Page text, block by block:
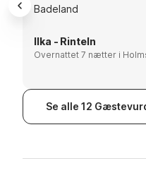
Badeland
Ilka - Rinteln
Overnattet 7 nætter i Holmsland Klit,
Se alle 12